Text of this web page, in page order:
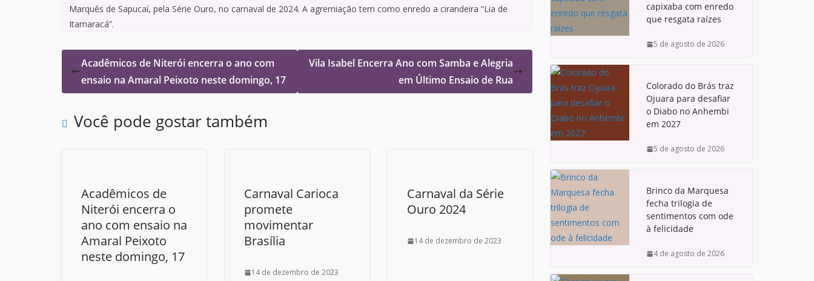
Marquês de Sapucaí, pela Série Ouro, no carnaval de 2024. A agremiação tem como enredo a cirandeira “Lia de
Itamaracá”.
Acadêmicos de Niterói encerra o ano com
ensaio na Amaral Peixoto neste domingo, 17
Vila Isabel Encerra Ano com Samba e Alegria
em Último Ensaio de Rua
Você pode gostar também
Acadêmicos de
Niterói encerra o
ano com ensaio na
Amaral Peixoto
neste domingo, 17
Carnaval Carioca
promete
movimentar
Brasília
14 de dezembro de 2023
Carnaval da Série
Ouro 2024
14 de dezembro de 2023
capixaba com enredo
que resgata raízes
5 de agosto de 2026
Colorado do Brás traz
Ojuara para desafiar
o Diabo no Anhembi
em 2027
5 de agosto de 2026
Brinco da Marquesa
fecha trilogia de
sentimentos com ode
à felicidade
4 de agosto de 2026